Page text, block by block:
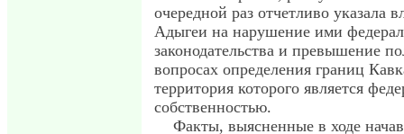
очередной раз отчетливо указала
Адыгеи на нарушение ими
законодательства и превышение
вопросах определения границ
территория которого является
собственностью.
Факты, выясненные в ходе